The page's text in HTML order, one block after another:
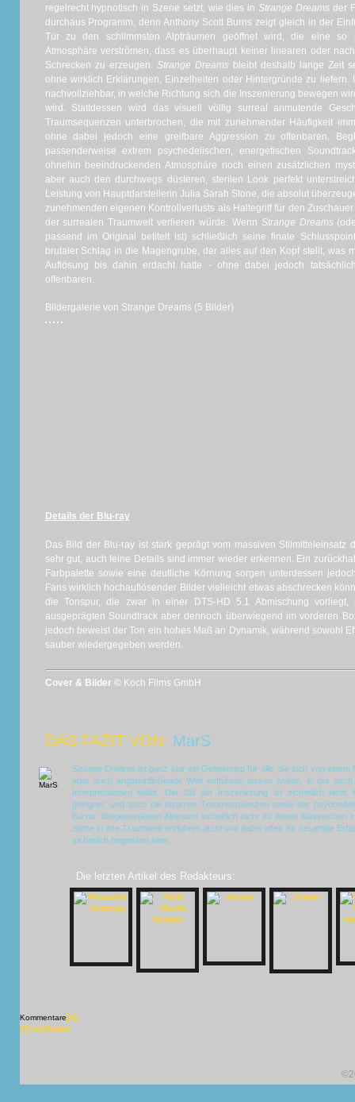
regelrecht hypnotisch in Szene setzt, wie dies in Strange Dreamsder
durchaus Programm, denn Anthony Scott Burns zeigt gleich in der
Tür zu den schlimmsten Alpträumen geöffnet wird, die eine so
Atmosphäre verströmen, dass es überhaupt keiner linearen oder
Schrecken zu erzeugen. Strange Dreamsbleibt deshalb lange Zeit
ohne wirklich Erklärungen, Einzelheiten oder Hintergründe zu liefern.
nachvollziehbar, in welche Richtung sich die Inszenierung bewegen
wird. Stattdessen wird das visuell völlig surreal anmutende
Traumsequenzen unterbrochen, die mit zunehmender Häufigkeit
ohne dabei jedoch eine greifbare Aggression zu offenbaren.
passenderweise extrem psychedelischen, energetischen
ohnehin beeindruckenden Atmosphäre noch einen zusätzlichen
aber auch den durchwegs düsteren, sterilen Look perfekt
Leistung von Hauptdarstellerin Julia Sarah Stone, die absolut
zunehmenden eigenen Kontrollverlusts als Haltegriff für den
der surrealen Traumwelt verlieren würde. Wenn Strange Dreams
passend im Original betitelt ist) schließlich seine finale
brutaler Schlag in die Magengrube, der alles auf den Kopf stellt, was
Auflösung bis dahin erdacht hatte - ohne dabei jedoch
offenbaren.
Bildergalerie von Strange Dreams (5 Bilder)
Details der Blu-ray
Das Bild der Blu-ray ist stark geprägt vom massiven Stilmitteleinsatz
sehr gut, auch feine Details sind immer wieder erkennen. Ein
Farbpalette sowie eine deutliche Körnung sorgen unterdessen
Fans wirklich hochauflösender Bilder vielleicht etwas abschrecken
die Tonspur, die zwar in einer DTS-HD 5.1 Abmischung vorliegt,
ausgeprägten Soundtrack aber dennoch überwiegend im vorderen
jedoch beweist der Ton ein hohes Maß an Dynamik, während sowohl
sauber wiedergegeben werden.
Cover & Bilder © Koch Films GmbH
DAS FAZIT VON: MarS
Strange Dreams ist ganz klar ein Geheimtipp für alle, die sich von
aber auch angsteinflößende Welt entführen lassen wollen, in der
Interpretationen bleibt. Der Stil der Inszenierung ist sicherlich nicht
geeignet, und auch die bizarren Traumsequenzen sowie der
Burns´ filmgewordenen Alptraum sicherlich nicht zu einem
Stone in ihre Traumwelt entführen lässt und dabei offen für neuartige
sicherlich begeistert sein.
Die letzten Artikel des Redakteurs:
Kommentare[X]
[X] schließen